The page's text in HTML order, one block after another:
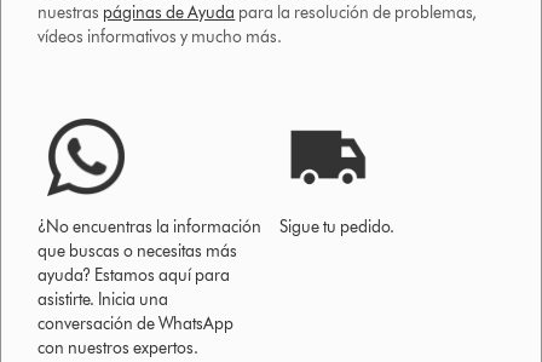
nuestras páginas de Ayuda para la resolución de problemas,
vídeos informativos y mucho más.
¿No encuentras la información
que buscas o necesitas más
ayuda? Estamos aquí para
asistirte. Inicia una
conversación de WhatsApp
con nuestros expertos.
Sigue tu pedido.